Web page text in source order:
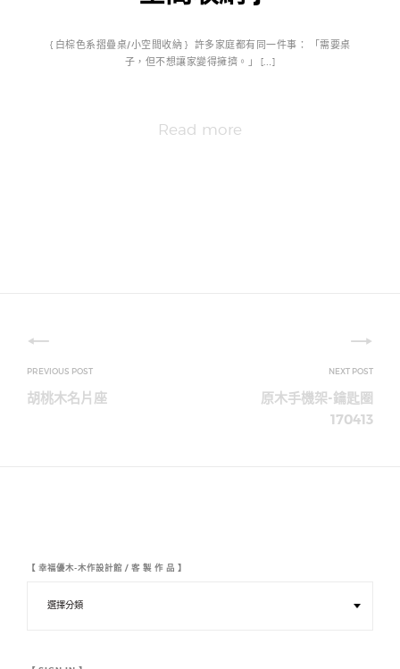
{ 白棕色系摺疊桌/小空間收納 } 許多家庭都有同一件事： 「需要桌
子，但不想讓家變得擁擠。」 […]
Read more
文
章胡桃木名片座
原木手機架-鑰匙圈
170413
【 幸福優木-木作設計館 / 客 製 作 品 】